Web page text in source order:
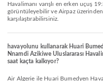
Havalimanı varışlı en erken uçuş
görüntüleyebilir ve Airpaz
karşılaştırabilirsiniz.
havayolunu kullanarak Huari
Nnamdi Azikiwe Uluslararası
saat kaçta kalkıyor?
Air Algerie ile Huari Bumedyen Havalimanı çıkışlı Nnamdi Azikiwe Uluslararası